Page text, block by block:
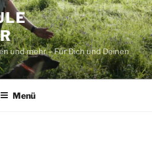
und mehr – Für Dich und Deinen
Menü